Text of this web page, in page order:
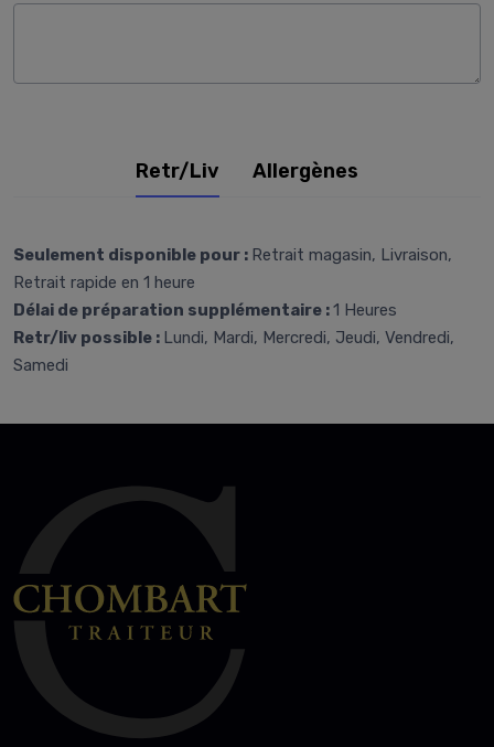
Retr/Liv Allergènes
Seulement disponible pour : Retrait magasin, Livraison,
Retrait rapide en 1 heure
Délai de préparation supplémentaire :1 Heures
Retr/liv possible : Lundi, Mardi, Mercredi, Jeudi, Vendredi,
Samedi